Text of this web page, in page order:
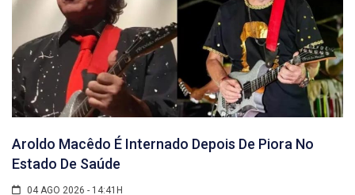
Aroldo Macêdo É Internado Depois De Piora No
Estado De Saúde
04 AGO 2026 - 14:41H